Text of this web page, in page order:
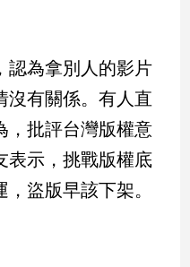
認為拿別人的影片
沒有關係。有人直
，批評台灣版權意
表示，挑戰版權底
盜版早該下架。